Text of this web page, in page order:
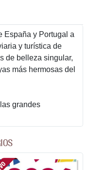
España y Portugal a
y turística de
de belleza singular,
más hermosas del
grandes